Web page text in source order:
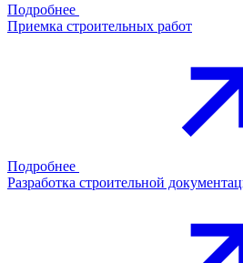
Подробнее
Приемка строительных работ
Подробнее
Разработка строительной